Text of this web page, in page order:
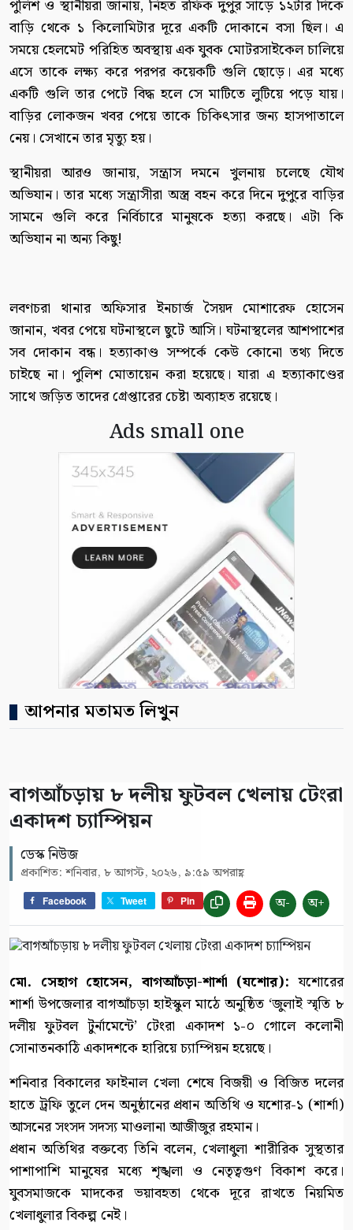
পুলিশ ও স্থানীয়রা জানায়, নিহত রফিক দুপুর সাড়ে ১২টার দিকে
বাড়ি থেকে ১ কিলোমিটার দূরে একটি দোকানে বসা ছিল। এ
সময়ে হেলমেট পরিহিত অবস্থায় এক যুবক মোটরসাইকেল চালিয়ে
এসে তাকে লক্ষ্য করে পরপর কয়েকটি গুলি ছোড়ে। এর মধ্যে
একটি গুলি তার পেটে বিদ্ধ হলে সে মাটিতে লুটিয়ে পড়ে যায়।
বাড়ির লোকজন খবর পেয়ে তাকে চিকিৎসার জন্য হাসপাতালে
নেয়। সেখানে তার মৃত্যু হয়।
স্থানীয়রা আরও জানায়, সন্ত্রাস দমনে খুলনায় চলেছে যৌথ
অভিযান। তার মধ্যে সন্ত্রাসীরা অস্ত্র বহন করে দিনে দুপুরে বাড়ির
সামনে গুলি করে নির্বিচারে মানুষকে হত্যা করছে। এটা কি
অভিযান না অন্য কিছু!
লবণচরা থানার অফিসার ইনচার্জ সৈয়দ মোশারেফ হোসেন
জানান, খবর পেয়ে ঘটনাস্থলে ছুটে আসি। ঘটনাস্থলের আশপাশের
সব দোকান বন্ধ। হত্যাকাণ্ড সম্পর্কে কেউ কোনো তথ্য দিতে
চাইছে না। পুলিশ মোতায়েন করা হয়েছে। যারা এ হত্যাকাণ্ডের
সাথে জড়িত তাদের গ্রেপ্তারের চেষ্টা অব্যাহত রয়েছে।
Ads small one
আপনার মতামত লিখুন
বাগআঁচড়ায় ৮ দলীয় ফুটবল খেলায় টেংরা
একাদশ চ্যাম্পিয়ন
ডেস্ক নিউজ
প্রকাশিত: শনিবার, ৮ আগস্ট, ২০২৬, ৯:৫৯ অপরাহ্ণ
Facebook Tweet Pin অ- অ+
মো. সেহাগ হোসেন, বাগআঁচড়া-শার্শা (যশোর): যশোরের
শার্শা উপজেলার বাগআঁচড়া হাইস্কুল মাঠে অনুষ্ঠিত ‘জুলাই স্মৃতি ৮
দলীয় ফুটবল টুর্নামেন্টে’ টেংরা একাদশ ১-০ গোলে কলোনী
সোনাতনকাঠি একাদশকে হারিয়ে চ্যাম্পিয়ন হয়েছে।
শনিবার বিকালের ফাইনাল খেলা শেষে বিজয়ী ও বিজিত দলের
হাতে ট্রফি তুলে দেন অনুষ্ঠানের প্রধান অতিথি ও যশোর-১ (শার্শা)
আসনের সংসদ সদস্য মাওলানা আজীজুর রহমান।
প্রধান অতিথির বক্তব্যে তিনি বলেন, খেলাধুলা শারীরিক সুস্থতার
পাশাপাশি মানুষের মধ্যে শৃঙ্খলা ও নেতৃত্বগুণ বিকাশ করে।
যুবসমাজকে মাদকের ভয়াবহতা থেকে দূরে রাখতে নিয়মিত
খেলাধুলার বিকল্প নেই।